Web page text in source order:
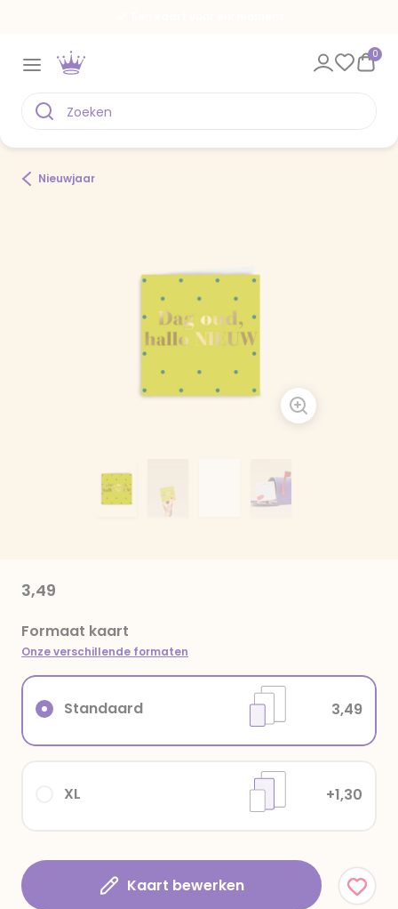
0
Nieuwjaar
3,49
Formaat kaart
Onze verschillende formaten
XL +1,30
Standaard 3,49
Kaart bewerken